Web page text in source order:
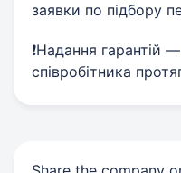
заявки по підбору
❗️Надання гарантій
співробітника